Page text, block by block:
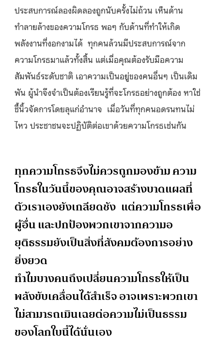
ประสบการณ์ลองผิดลองถูกนับครั้งไม่ถ้วน เห็นด้าน
ทำลายล้างของความโกรธ พอๆ กับด้านที่ทำให้เกิด
พลังงานที่งอกงามได้ ทุกคนล้วนมีประสบการณ์จาก
ความโกรธมาแล้วทั้งสิ้น แต่เมื่อคุณต้องรับมือความ
สัมพันธ์ระดับชาติ เอาความเป็นอยู่ของคนอื่นๆ เป็นเดิม
พัน ผู้นำจึงจำเป็นต้องเรียนรู้ที่จะโกรธอย่างถูกต้อง หาใช่
ชี้นิ้วจัดการโดยลุแก่อำนาจ เมื่อวันที่ทุกคนอดรนทนไม่
ไหว ประชาชนจะปฏิบัติต่อเขาด้วยความโกรธเช่นกัน
ทุกความโกรธจึงไม่ควรถูกมองข้าม ความ
โกรธในวันนี้ของคุณอาจสร้างบาดแผลที่
ตัวเราเองยังเกลียดชัง แต่ความโกรธเพื่อ
ผู้อื่น และปกป้องพวกเขาจากความอ
ยุติธรรมยังเป็นสิ่งที่สังคมต้องการอย่าง
ยิ่งยวด
ทำไมบางคนถึงเปลี่ยนความโกรธให้เป็น
พลังขับเคลื่อนได้สำเร็จ อาจเพราะพวกเขา
ไม่สามารถเมินเฉยต่อความไม่เป็นธรรม
ของโลกใบนี้ได้นั่นเอง